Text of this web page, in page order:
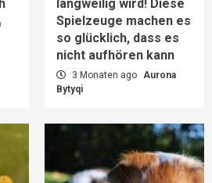
nicht zu, dass Ihrem
langweilig wird! Diese
machen es so glücklich, dass es
aufgedeckt
langweilig wird! Diese
Spielzeuge machen es
so glücklich, dass es
nicht aufhören kann
3 Monaten ago Aurona
Bytyqi